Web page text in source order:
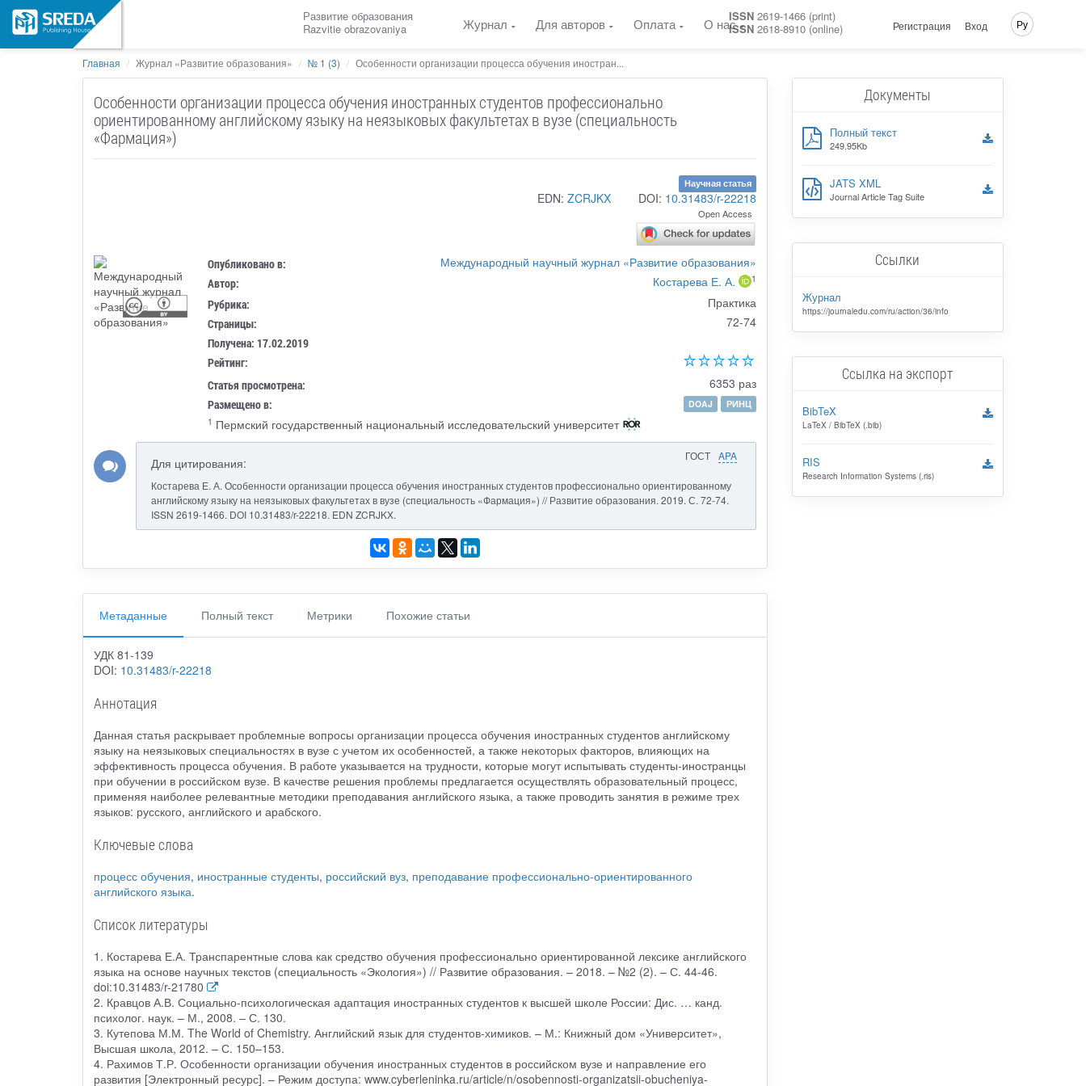
Развитие образования
Razvitie obrazovaniya
Журнал Для авторов Оплата О насISSN 2619-1466 (print)
ISSN 2618-8910 (online) Регистрация Вход Ру
Главная Журнал «Развитие образования» № 1 (3) Особенности организации процесса обучения иностран...
Особенности организации процесса обучения иностранных студентов профессионально
ориентированному английскому языку на неязыковых факультетах в вузе (специальность
«Фармация»)
Научная статья
EDN: ZCRJKX DOI: 10.31483/r-22218
Open Access
Опубликовано в: Международный научный журнал «Развитие образования»
Автор: Костарева Е. А. 1
Рубрика: Практика
Страницы: 72-74
Получена: 17.02.2019
Рейтинг:
Статья просмотрена:
6353 раз
Размещено в: DOAJ
РИНЦ
1 Пермский государственный национальный исследовательский университет
ГОСТ APA
Для цитирования:
Костарева Е. А. Особенности организации процесса обучения иностранных студентов профессионально ориентированному
английскому языку на неязыковых факультетах в вузе (специальность «Фармация») // Развитие образования. 2019. С. 72-74.
ISSN 2619-1466. DOI 10.31483/r-22218. EDN ZCRJKX.
Метаданные Полный текст Метрики Похожие статьи
УДК 81-139
DOI: 10.31483/r-22218
Аннотация
Данная статья раскрывает проблемные вопросы организации процесса обучения иностранных студентов английскому
языку на неязыковых специальностях в вузе с учетом их особенностей, а также некоторых факторов, влияющих на
эффективность процесса обучения. В работе указывается на трудности, которые могут испытывать студенты-иностранцы
при обучении в российском вузе. В качестве решения проблемы предлагается осуществлять образовательный процесс,
применяя наиболее релевантные методики преподавания английского языка, а также проводить занятия в режиме трех
языков: русского, английского и арабского.
Ключевые слова
процесс обучения, иностранные студенты, российский вуз, преподавание профессионально-ориентированного
английского языка.
Список литературы
1. Костарева Е.А. Транспарентные слова как средство обучения профессионально ориентированной лексике английского
языка на основе научных текстов (специальность «Экология») // Развитие образования. – 2018. – №2 (2). – С. 44-46.
doi:10.31483/r-21780
2. Кравцов А.В. Социально-психологическая адаптация иностранных студентов к высшей школе России: Дис. … канд.
психолог. наук. – М., 2008. – С. 130.
3. Кутепова М.М. The World of Chemistry. Английский язык для студентов-химиков. – М.: Книжный дом «Университет»,
Высшая школа, 2012. – С. 150–153.
4. Рахимов Т.Р. Особенности организации обучения иностранных студентов в российском вузе и направление его
развития [Электронный ресурс]. – Режим доступа: www.cyberleninka.ru/article/n/osobennosti-organizatsii-obucheniya-
Документы
Полный текст
249.95Kb
JATS XML
Journal Article Tag Suite
Ссылки
Журнал
https://journaledu.com/ru/action/36/info
Ссылка на экспорт
BibTeX
LaTeX / BibTeX (.bib)
RIS
Research Information Systems (.ris)